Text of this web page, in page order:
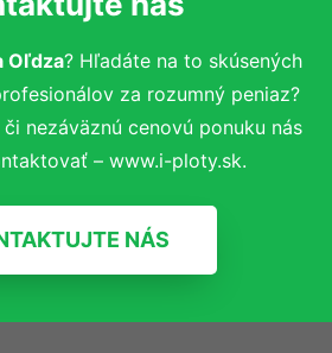
Oľdza? Hľadáte na to skúsených
za rozumný peniaz?
nezáväznú cenovú ponuku nás
– www.i-ploty.sk.
NÁS